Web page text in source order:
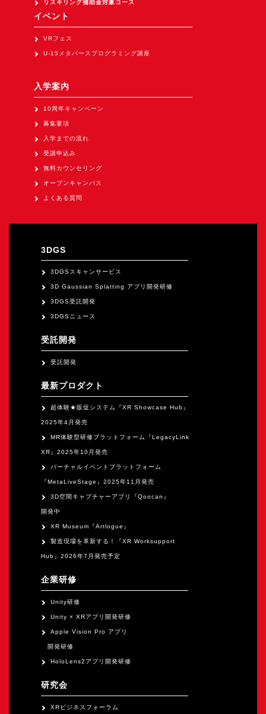
リスキリング補助金対象コース
イベント
VRフェス
U-15メタバースプログラミング講座
入学案内
10周年キャンペーン
募集要項
入学までの流れ
受講申込み
無料カウンセリング
オープンキャンパス
よくある質問
3DGS
3DGSスキャンサービス
3D Gaussian Splatting アプリ開発研修
3DGS受託開発
3DGSニュース
受託開発
受託開発
最新プロダクト
超体験★販促システム『XR Showcase Hub』
2025年4月発売
MR体験型研修プラットフォーム『LegacyLink
XR』2025年10月発売
バーチャルイベントプラットフォーム
『MetaLiveStage』2025年11月発売
3D空間キャプチャーアプリ『Qoocan』
開発中
XR Museum『Artlogue』
製造現場を革新する！『XR Worksupport
Hub』2026年7月発売予定
企業研修
Unity研修
Unity × XRアプリ開発研修
Apple Vision Pro アプリ
開発研修
HoloLens2アプリ開発研修
研究会
XRビジネスフォーラム